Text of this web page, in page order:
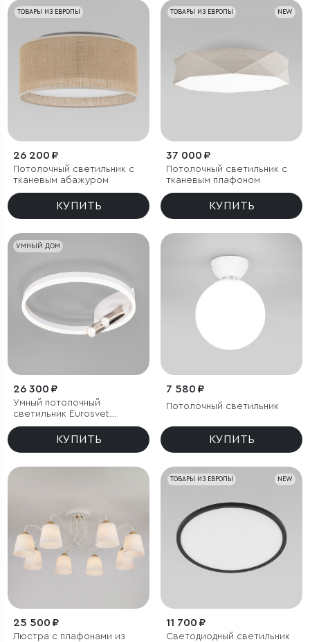
ТОВАРЫ ИЗ ЕВРОПЫ
26 200 ₽
Потолочный светильник с
тканевым абажуром
КУПИТЬ
NEW
ТОВАРЫ ИЗ ЕВРОПЫ
37 000 ₽
Потолочный светильник с
тканевым плафоном
КУПИТЬ
УМНЫЙ ДОМ
26 300 ₽
Умный потолочный
светильник Eurosvet
Luminari 90247/3
КУПИТЬ
7 580 ₽
Потолочный светильник
КУПИТЬ
25 500 ₽
Люстра с плафонами из
NEW
ТОВАРЫ ИЗ ЕВРОПЫ
11 700 ₽
Светодиодный светильник